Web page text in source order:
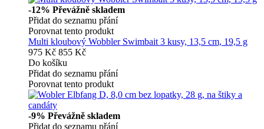
-12% Převážně skladem
Přidat do seznamu přání
Porovnat tento produkt
Multi kloubový Wobbler Swimbait 3 kusy, 13,5 cm, 19,5 g
975 Kč 855 Kč
Do košíku
Přidat do seznamu přání
Porovnat tento produkt
-9% Převážně skladem
Přidat do seznamu přání